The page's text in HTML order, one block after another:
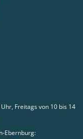
Freitags von 10 bis 14
Ebernburg: